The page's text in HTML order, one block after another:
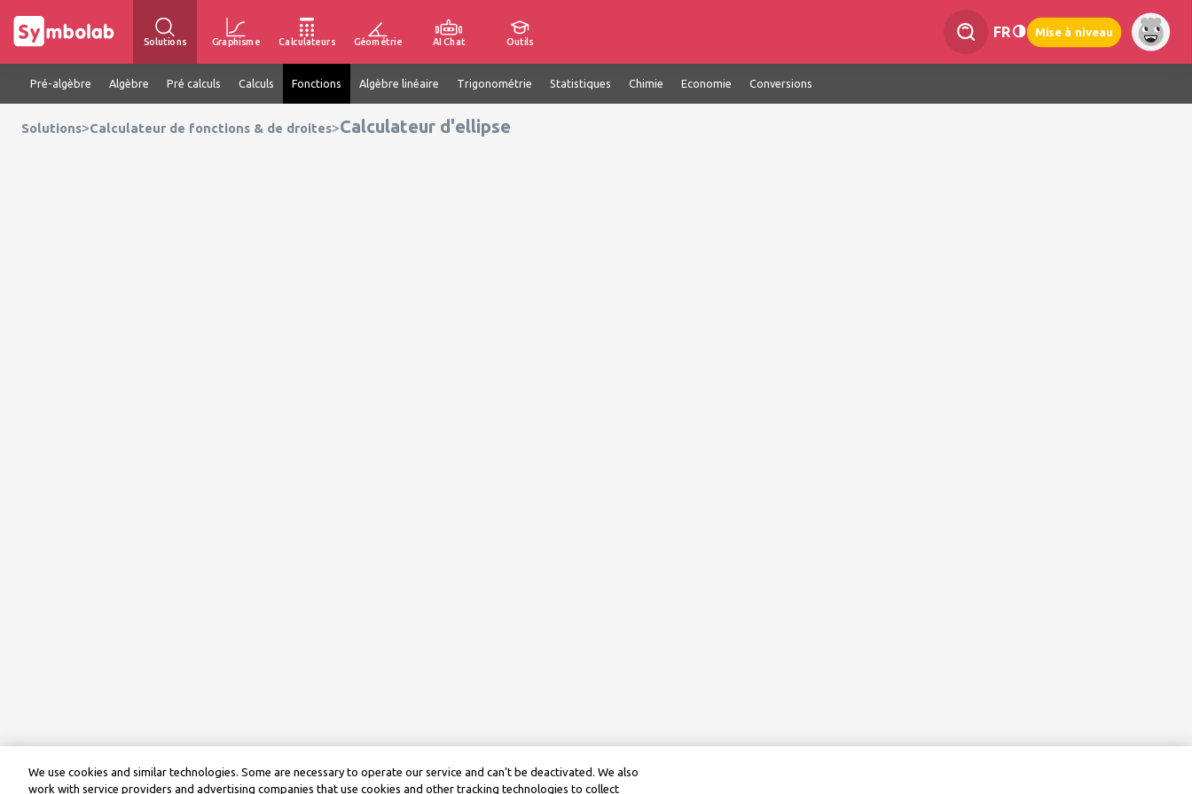
Solutions Graphisme Calculateurs Géométrie AI Chat Outils
FR Mise à niveau
Pré-algèbre Algèbre Pré calculs Calculs Fonctions Algèbre linéaire Trigonométrie Statistiques Chimie Economie Conversions
Solutions>Calculateur de fonctions & de droites>Calculateur d'ellipse
We use cookies and similar technologies. Some are necessary to operate our service and can’t be deactivated. We also
work with service providers and advertising companies that use cookies and other tracking technologies to collect